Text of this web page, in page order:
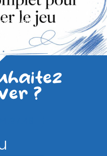
Duel : le guide complet
le jeu
?